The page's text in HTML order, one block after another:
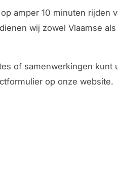
amper 10 minuten rijden
wij zowel Vlaamse als
of samenwerkingen kunt
op onze website.